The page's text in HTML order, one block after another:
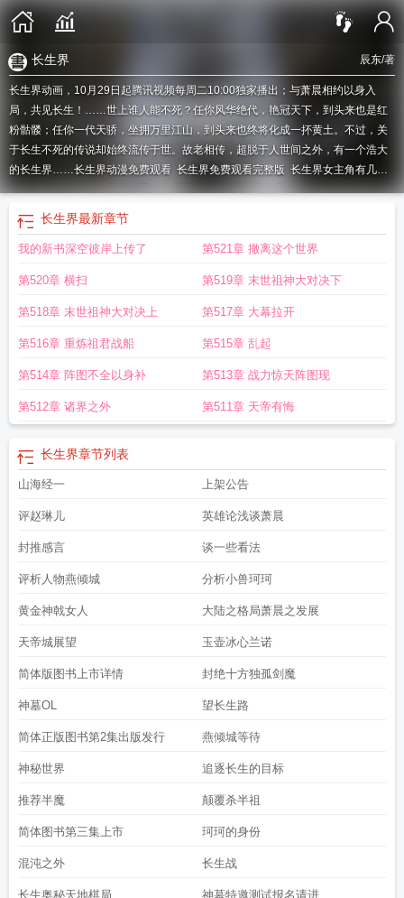
辰东/著
长生界
长生界动画，10月29日起腾讯视频每周二10:00独家播出；与萧晨相约以身入
局，共见长生！……世上谁人能不死？任你风华绝代，艳冠天下，到头来也是红
粉骷髅；任你一代天骄，坐拥万里江山，到头来也终将化成一抔黄土。不过，关
于长生不死的传说却始终流传于世。故老相传，超脱于人世间之外，有一个浩大
的长生界……长生界动漫免费观看 长生界免费观看完整版 长生界女主角有几
个长生界若水长生界第一季在线观看长生界三部曲顺序 长生界百度百科长生
界简介
长生界赵琳儿的结局
介绍
生界2长生界萧晨和谁在一起了 长生界txt完整版 长生界动漫第一季在线观看
清长生界 辰东 长生界TXT 长生界珂珂身份介绍长生界萧晨
生界主角长生界燕倾城结局 长生界境界划分长生界珂珂长生界在线观看全集
TXT长生界境界长生界讲的是什么故事长生界动漫免费观看完整版全集
长生界最新章节
我的新书深空彼岸上传了 第521章 撤离这个世界
第520章 横扫 第519章 末世祖神大对决下
第518章 末世祖神大对决上 第517章 大幕拉开
第516章 重炼祖君战船 第515章 乱起
第514章 阵图不全以身补 第513章 战力惊天阵图现
第512章 诸界之外 第511章 天帝有悔
长生界章节列表
山海经一 上架公告
评赵琳儿 英雄论浅谈萧晨
封推感言 谈一些看法
评析人物燕倾城 分析小兽珂珂
黄金神戟女人 大陆之格局萧晨之发展
天帝城展望 玉壶冰心兰诺
简体版图书上市详情 封绝十方独孤剑魔
神墓OL 望长生路
简体正版图书第2集出版发行 燕倾城等待
神秘世界 追逐长生的目标
推荐半魔 颠覆杀半祖
简体图书第三集上市 珂珂的身份
混沌之外 长生战
长生奥秘天地棋局 神墓特邀测试报名请进